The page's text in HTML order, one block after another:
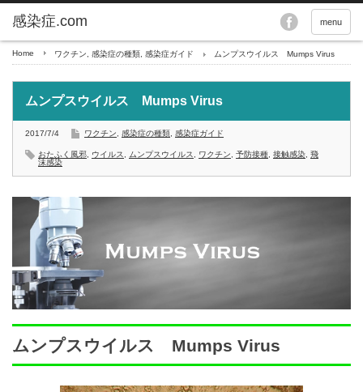
menu
Home ワクチン 感染症の種類 感染症ガイド ムンプスウイルス Mumps Virus
ムンプスウイルス Mumps Virus
2017/7/4 ワクチン 感染症の種類 感染症ガイド
おたふく風邪 ウイルス ムンプスウイルス ワクチン 予防接種 接触感染 飛
沫感染
ムンプスウイルス Mumps Virus